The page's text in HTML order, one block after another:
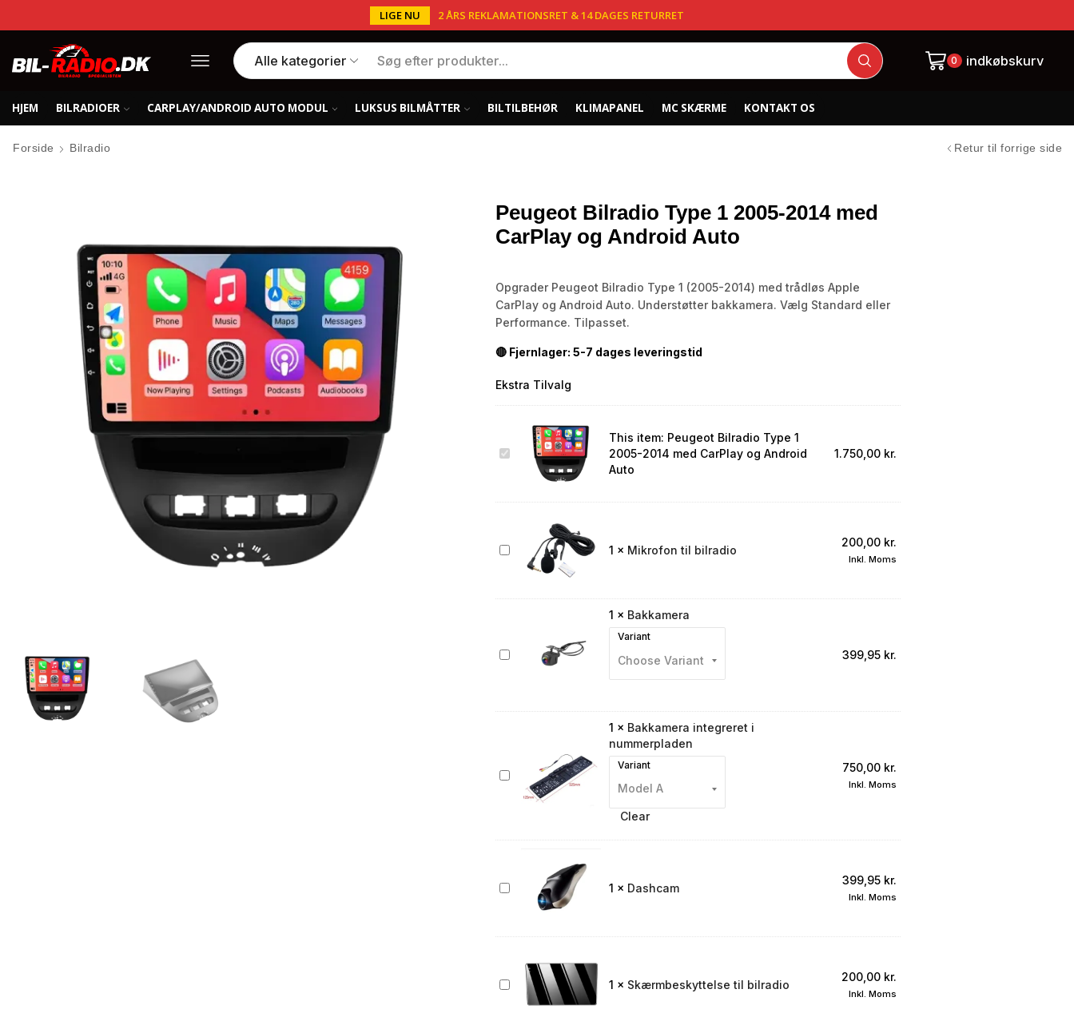
LIGE NU 2 ÅRS REKLAMATIONSRET & 14 DAGES RETURRET
0 indkøbskurv
HJEM BILRADIOER CARPLAY/ANDROID AUTO MODUL LUKSUS BILMÅTTER BILTILBEHØR KLIMAPANEL MC SKÆRME KONTAKT OS
Forside Bilradio Retur til forrige side
Peugeot Bilradio Type 1 2005-2014 med
CarPlay og Android Auto
Opgrader Peugeot Bilradio Type 1 (2005-2014) med trådløs Apple
CarPlay og Android Auto. Understøtter bakkamera. Vælg Standard eller
Performance. Tilpasset.
🔴 Fjernlager: 5-7 dages leveringstid
Ekstra Tilvalg
Peugeot
Bilradio
1
med
CarPlay
Android
This item: Peugeot Bilradio Type 1
2005-2014 med CarPlay og Android
Auto
1.750,00 kr.
Mikrofon
1 × Mikrofon til bilradio
200,00 kr.
Inkl. Moms
Bakkamera
1 × Bakkamera
Variant
399,95 kr.
Bakkamera
integreret
1 × Bakkamera integreret i
nummerpladen
Variant
Clear
750,00 kr.
Inkl. Moms
Dashcam 1 × Dashcam
399,95 kr.
Inkl. Moms
Skærmbeskyttelse
1 × Skærmbeskyttelse til bilradio
200,00 kr.
Inkl. Moms